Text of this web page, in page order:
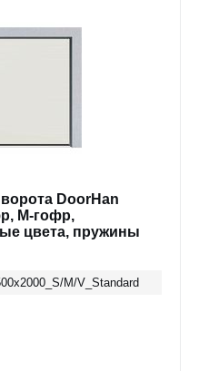
DoorHan
M-гофр,
цвета, пружины
M/V_Standard